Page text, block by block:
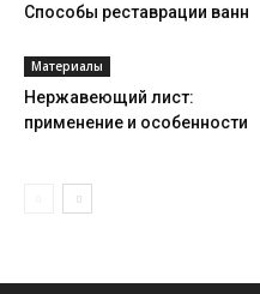
Способы реставрации ванн
Материалы
Нержавеющий лист:
применение и особенности